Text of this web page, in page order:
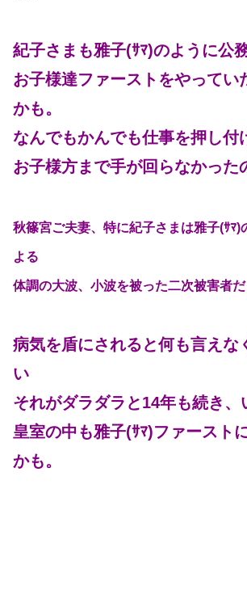
紀子さまも雅子(ｻﾏ)のように公
お子様達ファーストをやってい
かも。
なんでもかんでも仕事を押し付
お子様方まで手が回らなかった
秋篠宮ご夫妻、特に紀子さまは雅子(ｻﾏ)
よる
体調の大波、小波を被った二次被害者だ
病気を盾にされると何も言えな
い
それがダラダラと14年も続き、
皇室の中も雅子(ｻﾏ)ファースト
かも。